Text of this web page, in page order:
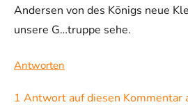
Andersen von des Königs neue
unsere G…truppe sehe.
Antworten
1 Antwort auf diesen Kommentar